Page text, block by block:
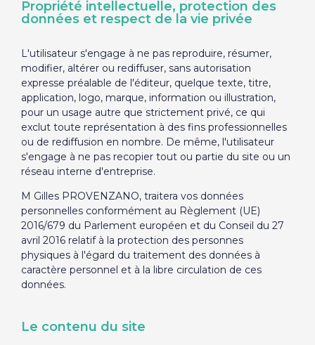
Propriété intellectuelle, protection des
données et respect de la vie privée
L'utilisateur s'engage à ne pas reproduire, résumer,
modifier, altérer ou rediffuser, sans autorisation
expresse préalable de l'éditeur, quelque texte, titre,
application, logo, marque, information ou illustration,
pour un usage autre que strictement privé, ce qui
exclut toute représentation à des fins professionnelles
ou de rediffusion en nombre. De même, l'utilisateur
s'engage à ne pas recopier tout ou partie du site ou un
réseau interne d'entreprise.
M Gilles PROVENZANO, traitera vos données
personnelles conformément au Règlement (UE)
2016/679 du Parlement européen et du Conseil du 27
avril 2016 relatif à la protection des personnes
physiques à l'égard du traitement des données à
caractère personnel et à la libre circulation de ces
données.
Le contenu du site